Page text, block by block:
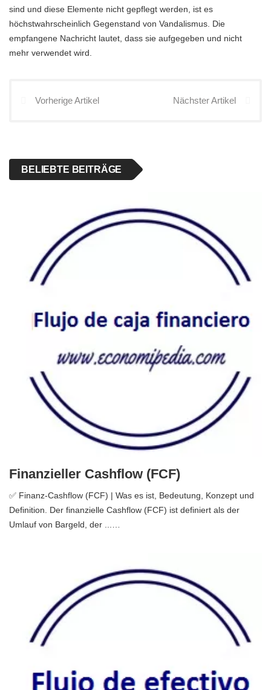
sind und diese Elemente nicht gepflegt werden, ist es
höchstwahrscheinlich Gegenstand von Vandalismus. Die
empfangene Nachricht lautet, dass sie aufgegeben und nicht
mehr verwendet wird.
Vorherige Artikel Nächster Artikel
BELIEBTE BEITRÄGE
Finanzieller Cashflow (FCF)
✅ Finanz-Cashflow (FCF) | Was es ist, Bedeutung, Konzept und
Definition. Der finanzielle Cashflow (FCF) ist definiert als der
Umlauf von Bargeld, der ...…